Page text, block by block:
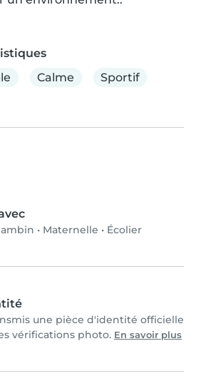
Calme Sportif
• Maternelle • Écolier
une pièce d'identité officielle
vérifications photo. En savoir plus